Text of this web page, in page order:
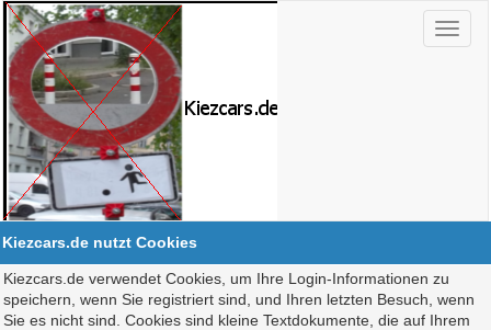
Kiezcars.de nutzt Cookies
Kiezcars.de verwendet Cookies, um Ihre Login-Informationen zu
speichern, wenn Sie registriert sind, und Ihren letzten Besuch, wenn
Sie es nicht sind. Cookies sind kleine Textdokumente, die auf Ihrem